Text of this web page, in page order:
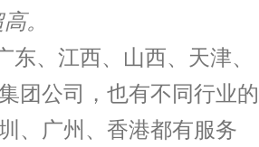
。
、江西、山西、天津、
团公司，也有不同行业的
、广州、香港都有服务